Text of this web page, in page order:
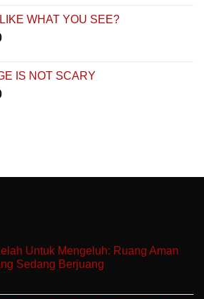
WHAT YOU SEE?
IS NOT SCARY
Untuk Mengeluh: Ruang Aman
Sedang Berjuang